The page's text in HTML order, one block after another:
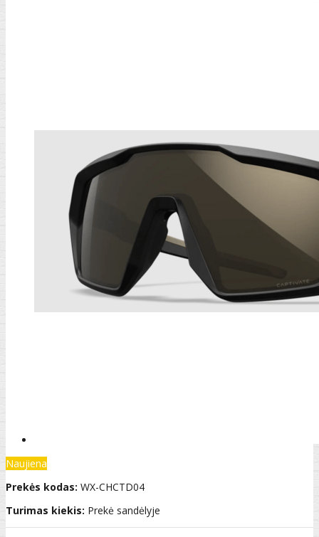
Naujiena
Prekės kodas: WX-CHCTD04
Turimas kiekis: Prekė sandėlyje